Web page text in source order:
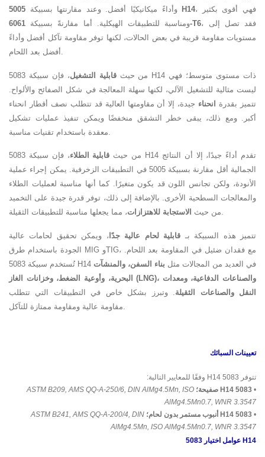
وأداءً ميكانيكيًا أفضل. وعند مقارنتها بسبيكة5005 H14، فهي أقوى بكثير
ومناسبة للتطبيقات الهيكلية. أما مقارنةً بسبيكة6061-T6، فقد تصل إلى
مستويات مقاومة قريبة في بعض الحالات، لكنها توفر مقاومة تآكل أفضل وأداءً
من حيثقابلية التشغيل
، فإن سبيكة 5083 H14 ذات مستوى متوسط؛ فهي
ليست مثالية للتشغيل الآلي، لكنها سهلة المعالجة في شكل الصفائح والألواح.
تتميز بقدرة انحناء جيدة، إلا أن مقاومتها العالية قد تتطلب نصف أقطار انحناء
أكبر. ومع ذلك، يبقى خطر التشقق منخفضًا ويمكن تنفيذ عمليات تشكيل
من حيث قابلية الطلاء
، فإن سبيكة 5083 H14 تقدم أداءً جيدًا، إلا أن النتائج
الجمالية أقل مقارنة بسبيكة 5005 في التطبيقات الزخرفية. يمكن إجراء عملية
الأنودة، ولكن تجانس اللون قد يكون متغيرًا. كما أنها مناسبة لعمليات الطلاء
والمعالجات السطحية الأخرى. بالإضافة إلى ذلك، توفر قدرة جيدة على التخميد
من حيث الاستجابة للاهتزازات ، مما يجعلها مناسبة للتطبيقات الثقيلة.
تتميز هذه السبيكة بـ قابلية لحام عالية جدًا ، ويمكن تحقيق لحامات عالية
الجودة باستخدام طرق MIG وTIG، مع فقدان ضئيل في المقاومة بعد اللحام.
تُستخدم سبيكة 5083 H14 في العديد من المجالات مثل بناء السفن، والمنشآت
البحرية، وأوعية الضغط، وخزانات الغاز (LNG)، والصناعات الدفاعية، ومعدات
النقل والصناعات الثقيلة . وتبرز بشكل خاص في التطبيقات التي تتطلب
تعيينات السبائك
تتوفر 5083 H14 وفقًا للمعايير التالية:
• 5083 H14 صفيحة؛
ASTM B209, AMS QQ-A-250/6, DIN AlMg4.5Mn, ISO
AlMg4.5Mn0.7, WNR 3.3547
• 5083 H14 أنبوب مستمر بدون لحام؛
ASTM B241, AMS QQ-A-200/4, DIN
AlMg4.5Mn, ISO AlMg4.5Mn0.7, WNR 3.3547
عوامل اختيار 5083 H14